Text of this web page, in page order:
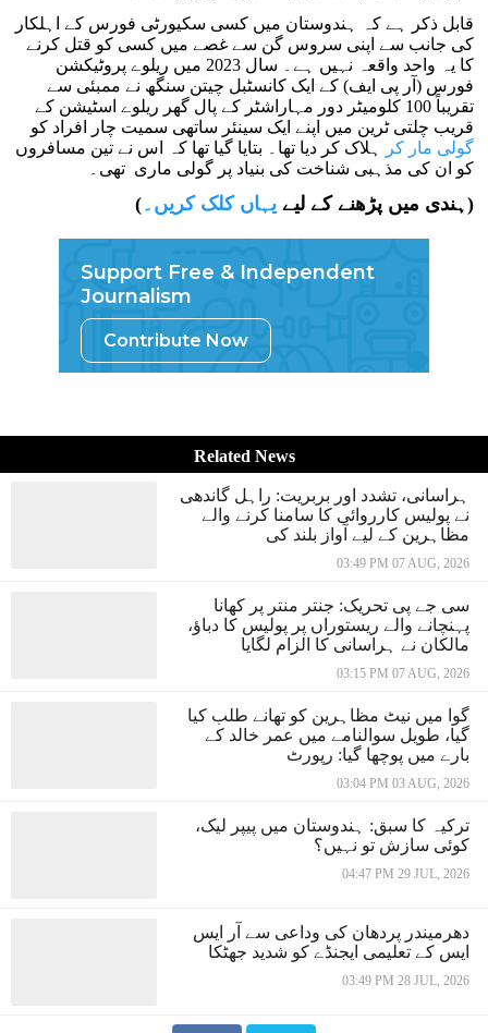
قابل ذکر ہے کہ ہندوستان میں کسی سکیورٹی فورس کے اہلکار
کی جانب سے اپنی سروس گن سے غصے میں کسی کو قتل کرنے
کا یہ واحد واقعہ نہیں ہے۔ سال 2023 میں ریلوے پروٹیکشن
فورس (آر پی ایف) کے ایک کانسٹبل چیتن سنگھ نے ممبئی سے
تقریباً 100 کلومیٹر دور مہاراشٹر کے پال گھر ریلوے اسٹیشن کے
قریب چلتی ٹرین میں اپنے ایک سینئر ساتھی سمیت چار افراد کو
گولی مار کر
ہلاک کر دیا تھا۔ بتایا گیا تھا کہ اس نے تین مسافروں
کو ان کی مذہبی شناخت کی بنیاد پر گولی ماری تھی۔
(ہندی میں پڑھنے کے لیےیہاں کلک کریں۔ )
Support Free & Independent
Journalism
Contribute Now
Related News
ہراسانی، تشدد اور بربریت: راہل گاندھی
نے پولیس کارروائی کا سامنا کرنے والے
مظاہرین کے لیے آواز بلند کی
03:49 PM 07 AUG, 2026
سی جے پی تحریک: جنتر منتر پر کھانا
پہنچانے والے ریستوراں پر پولیس کا دباؤ،
مالکان نے ہراسانی کا الزام لگایا
03:15 PM 07 AUG, 2026
گوا میں نیٹ مظاہرین کو تھانے طلب کیا
گیا، طویل سوالنامے میں عمر خالد کے
بارے میں پوچھا گیا: رپورٹ
03:04 PM 03 AUG, 2026
ترکیہ کا سبق: ہندوستان میں پیپر لیک،
کوئی سازش تو نہیں؟
04:47 PM 29 JUL, 2026
دھرمیندر پردھان کی وداعی سے آر ایس
ایس کے تعلیمی ایجنڈے کو شدید جھٹکا
03:49 PM 28 JUL, 2026